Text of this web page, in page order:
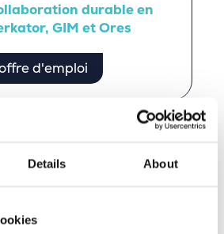
Details About
durable en
GIM et Ores
d'emploi
de nos
de nos collaborateurs et